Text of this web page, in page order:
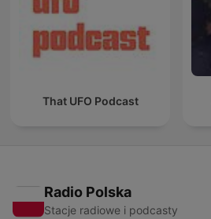
That UFO Podcast
Radio Polska
Stacje radiowe i podcasty